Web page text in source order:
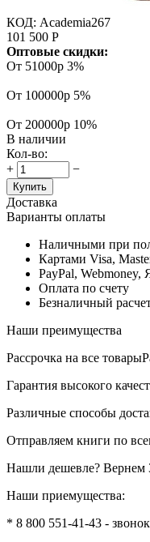
КОД: Academia267
101 500 Р
Оптовые скидки:
От 51000р 3%
От 100000р 5%
От 200000р 10%
В наличии
Кол-во:
+
−
Купить
Доставка
Варианты оплаты
Наличными при
Картами Visa,
PayPal, Webmoney,
Оплата по счету
Безналичный
Наши преимущества
Рассрочка на все товары
Гарантия высокого
Различные способы
Отправляем книги по
Нашли дешевле? Вернем
Наши приемущества:
* 8 800 551-41-43 -